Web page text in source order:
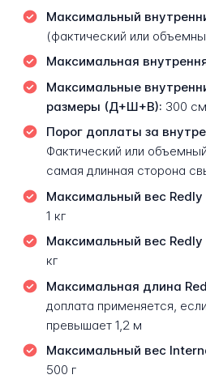
Максимальный
(фактический или
Максимальная
Максимальные
размеры (Д+Ш+В): 300 см
Порог доплаты за
Фактический или
самая длинная сторона
Максимальный вес
1 кг
Максимальный вес Redly
кг
Максимальная длина
доплата применяется,
превышает 1,2 м
Максимальный вес
500 г